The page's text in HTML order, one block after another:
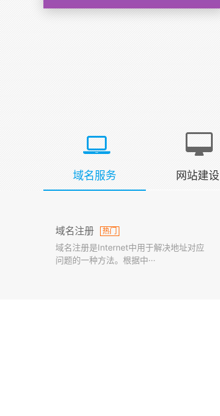
域名服务 网站建设
域名注册 热门
域名注册是Internet中用于解决地址对应
问题的一种方法。根据中···